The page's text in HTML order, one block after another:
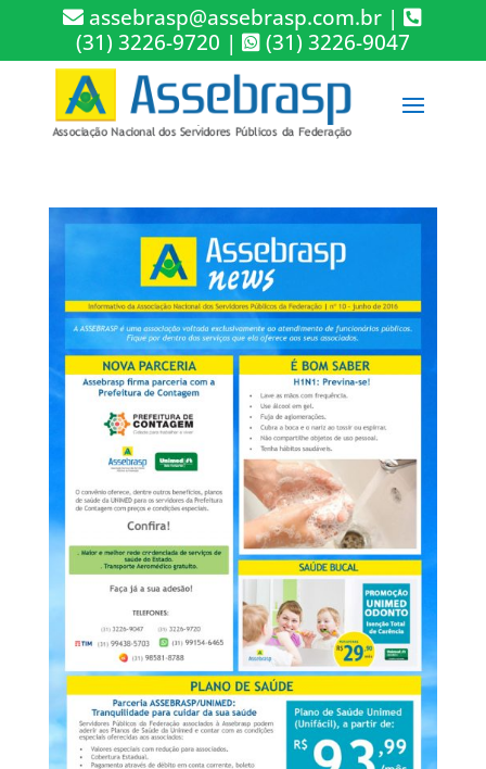
assebrasp@assebrasp.com.br |
(31) 3226-9720 | (31) 3226-9047